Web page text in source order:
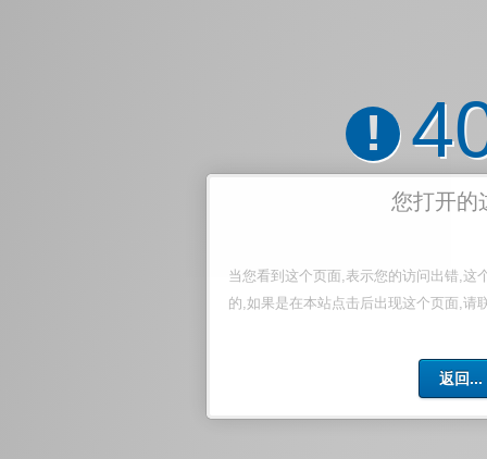
!
您打开的
当您看到这个页面,表示您的访问出错,这
的,如果是在本站点击后出现这个页面,请
返回...